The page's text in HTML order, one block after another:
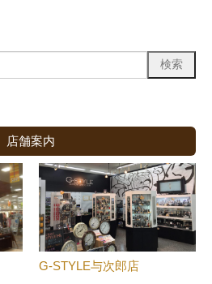
店舗案内
G-STYLE与次郎店